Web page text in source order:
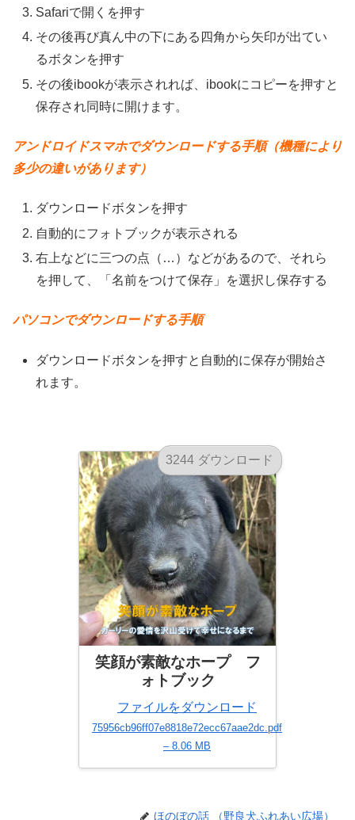
Safariで開くを押す
その後再び真ん中の下にある四角から矢印が出てい
るボタンを押す
その後ibookが表示されれば、ibookにコピーを押すと
保存され同時に開けます。
アンドロイドスマホでダウンロードする手順（機種により
多少の違いがあります）
ダウンロードボタンを押す
自動的にフォトブックが表示される
右上などに三つの点（…）などがあるので、それら
を押して、「名前をつけて保存」を選択し保存する
パソコンでダウンロードする手順
ダウンロードボタンを押すと自動的に保存が開始さ
れます。
3244 ダウンロード
笑顔が素敵なホープ フ
ォトブック
ファイルをダウンロード
75956cb96ff07e8818e72ecc67aae2dc.pdf
– 8.06 MB
ほのぼの話 （野良犬ふれあい広場）